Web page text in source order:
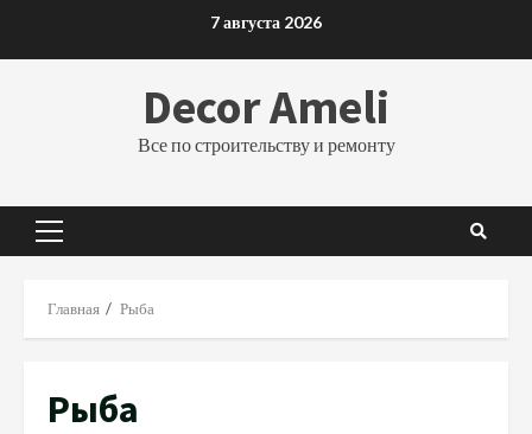
7 августа 2026
Decor Ameli
Все по строительству и ремонту
Основное
Главная Рыба
Рыба